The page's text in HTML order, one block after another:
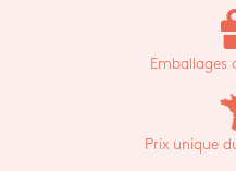
Emballages
Prix unique